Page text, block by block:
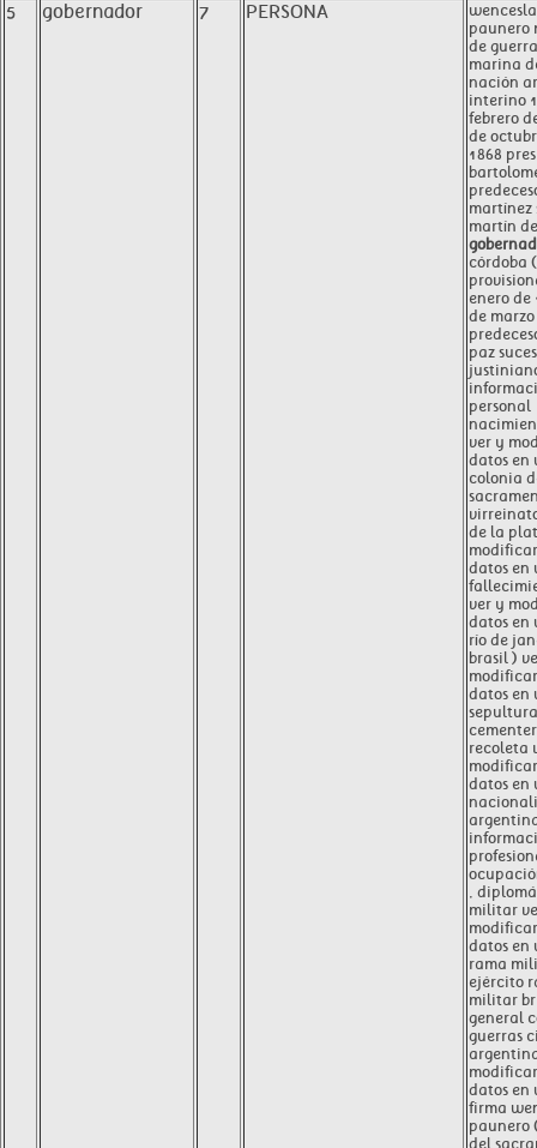
5 gobernador 7 PERSONA
paunero
de
marina
nación
interino
febrero
de
1868
martínez
martín
córdoba (
enero de
de
paz
personal
ver y
datos
colonia
de la
datos
ver y
datos
río de
brasil )
datos
sepultura
recoleta
datos
,
militar
datos
rama
ejército
militar
general
guerras
datos
firma
paunero
del